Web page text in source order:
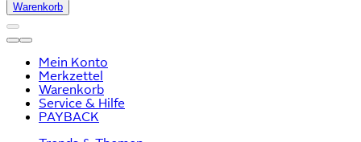
Warenkorb
Mein Konto
Merkzettel
Warenkorb
Service & Hilfe
PAYBACK